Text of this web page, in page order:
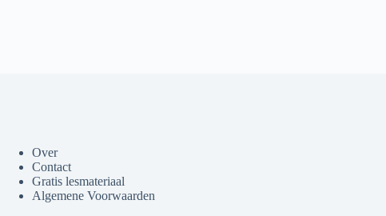
Over
Contact
Gratis lesmateriaal
Algemene Voorwaarden